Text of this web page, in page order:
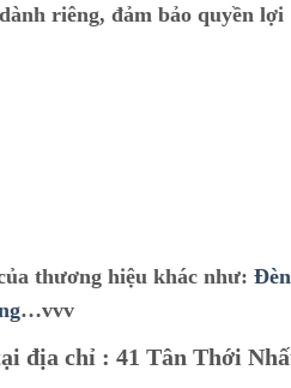
riêng, đảm bảo quyền lợi
thương hiệu khác như: Đèn
…vvv
địa chỉ : 41 Tân Thới